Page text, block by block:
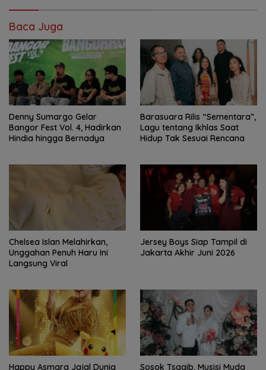
Baca Juga
Denny Sumargo Gelar
Bangor Fest Vol. 4, Hadirkan
Hindia hingga Bernadya
Barasuara Rilis “Sementara”,
Lagu tentang Ikhlas Saat
Hidup Tak Sesuai Rencana
Chelsea Islan Melahirkan,
Unggahan Penuh Haru Ini
Langsung Viral
Jersey Boys Siap Tampil di
Jakarta Akhir Juni 2026
Happy Asmara Jajal Dunia Sosok Tsaqib, Musisi Muda